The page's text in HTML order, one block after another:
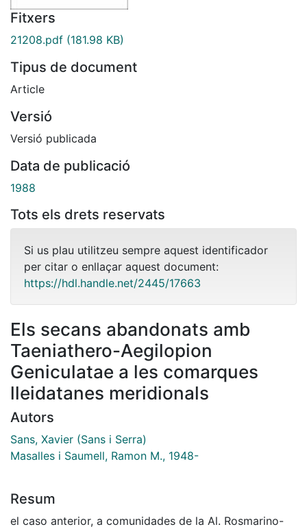
Fitxers
21208.pdf (181.98 KB)
Tipus de document
Article
Versió
Versió publicada
Data de publicació
1988
Tots els drets reservats
Si us plau utilitzeu sempre aquest identificador
per citar o enllaçar aquest document:
https://hdl.handle.net/2445/17663
Els secans abandonats amb
Taeniathero-Aegilopion
Geniculatae a les comarques
lleidatanes meridionals
Autors
Sans, Xavier (Sans i Serra)
Masalles i Saumell, Ramon M., 1948-
Resum
el caso anterior, a comunidades de la Al. Rosmarino-